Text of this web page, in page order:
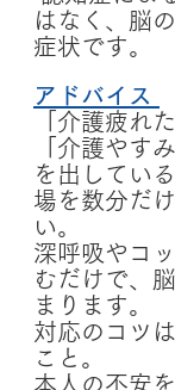
はなく、脳
症状です。
アドバイス
「介護疲れ
「介護やす
を出してい
場を数分だ
い。
深呼吸やコ
むだけで、
まります。
対応のコツ
こと。
本人の不安